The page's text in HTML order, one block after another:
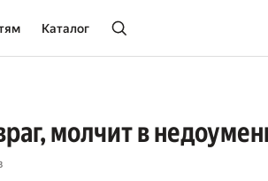
Каталог
молчит в